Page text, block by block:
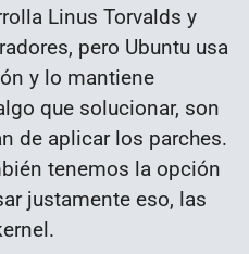
Linus Torvalds y
pero Ubuntu usa
y lo mantiene
que solucionar, son
de aplicar los parches.
tenemos la opción
justamente eso, las